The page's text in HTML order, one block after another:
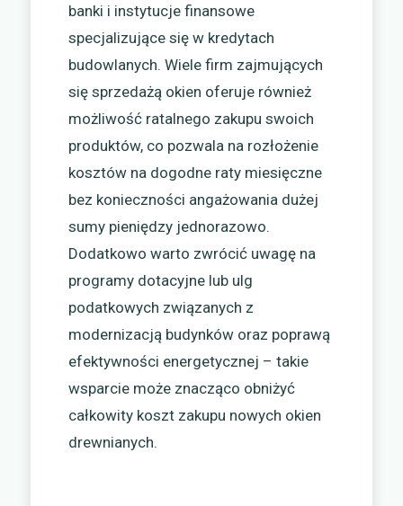
banki i instytucje finansowe
specjalizujące się w kredytach
budowlanych. Wiele firm zajmujących
się sprzedażą okien oferuje również
możliwość ratalnego zakupu swoich
produktów, co pozwala na rozłożenie
kosztów na dogodne raty miesięczne
bez konieczności angażowania dużej
sumy pieniędzy jednorazowo.
Dodatkowo warto zwrócić uwagę na
programy dotacyjne lub ulg
podatkowych związanych z
modernizacją budynków oraz poprawą
efektywności energetycznej – takie
wsparcie może znacząco obniżyć
całkowity koszt zakupu nowych okien
drewnianych.